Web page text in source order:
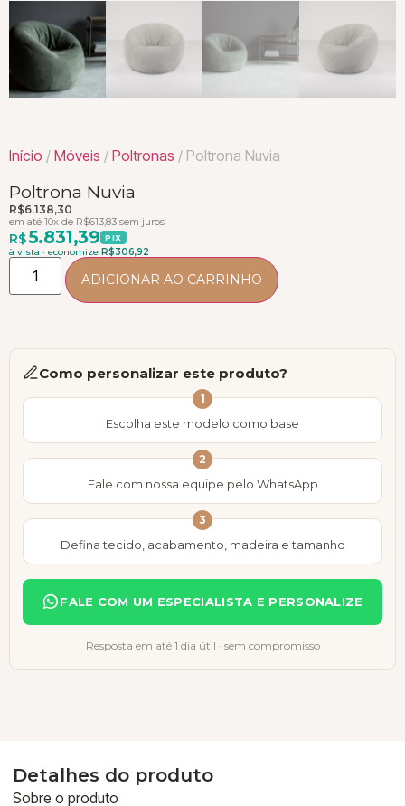
Início / Móveis / Poltronas / Poltrona Nuvia
Poltrona Nuvia
R$6.138,30
em até 10x de R$613,83 sem juros
R$5.831,39 PIX
à vista · economize R$306,92
ADICIONAR AO CARRINHO
Como personalizar este produto?
1
Escolha este modelo como base
2
Fale com nossa equipe pelo WhatsApp
3
Defina tecido, acabamento, madeira e tamanho
FALE COM UM ESPECIALISTA E PERSONALIZE
Resposta em até 1 dia útil · sem compromisso
Detalhes do produto
Sobre o produto